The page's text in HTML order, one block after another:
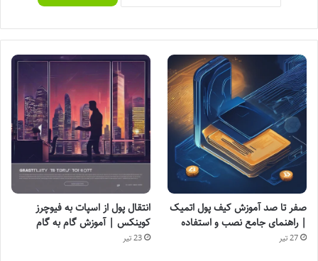
صفر تا صد آموزش کیف پول اتمیک
| راهنمای جامع نصب و استفاده
27 تیر
انتقال پول از اسپات به فیوچرز
کوینکس | آموزش گام به گام
23 تیر